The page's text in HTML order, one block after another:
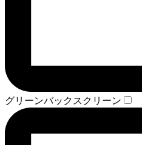
グリーンバックスクリーン